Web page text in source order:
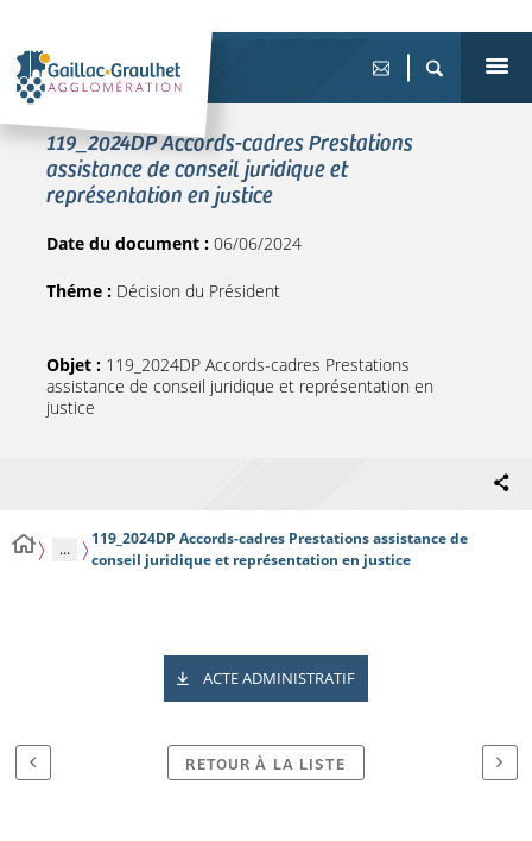
119_2024DP Accords-cadres Prestations
assistance de conseil juridique et
représentation en justice
Date du document : 06/06/2024
Théme : Décision du Président
Objet : 119_2024DP Accords-cadres Prestations
assistance de conseil juridique et représentation en
justice
...
119_2024DP Accords-cadres Prestations assistance de
conseil juridique et représentation en justice
ACTE ADMINISTRATIF
RETOUR À LA LISTE